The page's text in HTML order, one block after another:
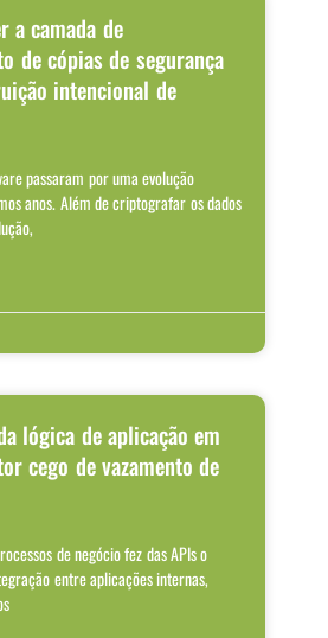
a camada de
de cópias de segurança
intencional de
passaram por uma evolução
anos. Além de criptografar os dados
lógica de aplicação em
cego de vazamento de
de negócio fez das APIs o
entre aplicações internas,